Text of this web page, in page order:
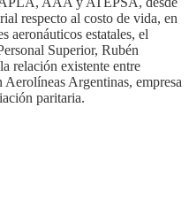
respecto al costo de vida, en
aeronáuticos estatales, el
Superior, Rubén
relación existente entre
Argentinas, empresa
paritaria.